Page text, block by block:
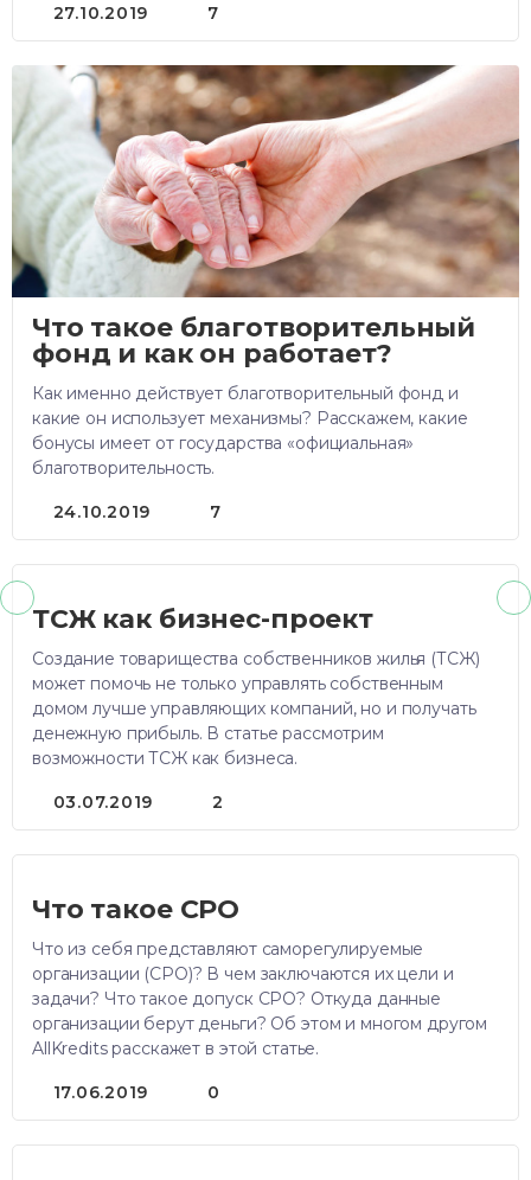
27.10.2019 7
Что такое благотворительный
фонд и как он работает?
Как именно действует благотворительный фонд и
какие он использует механизмы? Расскажем, какие
бонусы имеет от государства «официальная»
благотворительность.
24.10.2019 7
ТСЖ как бизнес-проект
Создание товарищества собственников жилья (ТСЖ)
может помочь не только управлять собственным
домом лучше управляющих компаний, но и получать
денежную прибыль. В статье рассмотрим
возможности ТСЖ как бизнеса.
03.07.2019 2
Что такое СРО
Что из себя представляют саморегулируемые
организации (СРО)? В чем заключаются их цели и
задачи? Что такое допуск СРО? Откуда данные
организации берут деньги? Об этом и многом другом
AllKredits расскажет в этой статье.
17.06.2019 0